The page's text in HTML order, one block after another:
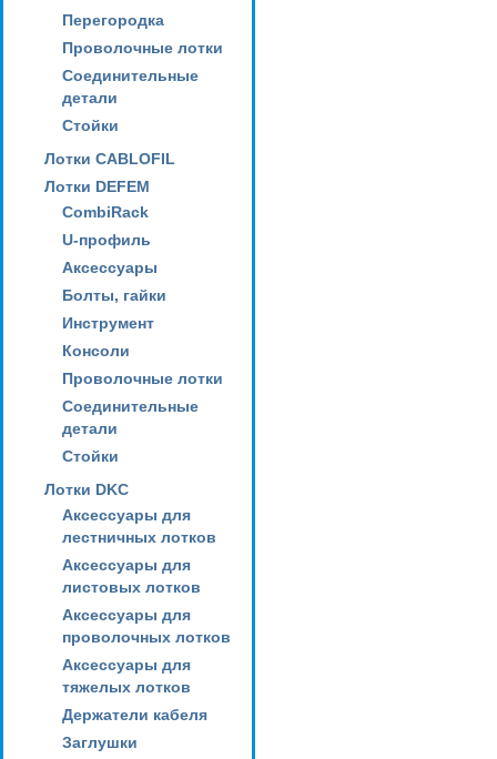
Перегородка
Проволочные лотки
Соединительные
детали
Стойки
Лотки CABLOFIL
Лотки DEFEM
CombiRack
U-профиль
Аксессуары
Болты, гайки
Инструмент
Консоли
Проволочные лотки
Соединительные
детали
Стойки
Лотки DKC
Аксессуары для
лестничных лотков
Аксессуары для
листовых лотков
Аксессуары для
проволочных лотков
Аксессуары для
тяжелых лотков
Держатели кабеля
Заглушки